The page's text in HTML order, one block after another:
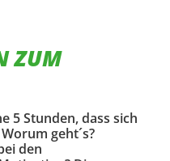
ZUM
5 Stunden, dass sich
geht´s?
den